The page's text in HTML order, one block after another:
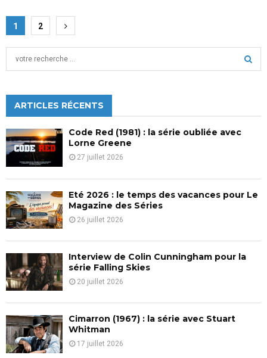
Pagination
des
publications
1 2
h
f
o
r
:
C
ARTICLES RÉCENTS
Code Red (1981) : la série oubliée avec
Lorne Greene
27 juillet 2026
Eté 2026 : le temps des vacances pour Le
Magazine des Séries
26 juillet 2026
Interview de Colin Cunningham pour la
série Falling Skies
20 juillet 2026
Cimarron (1967) : la série avec Stuart
Whitman
17 juillet 2026